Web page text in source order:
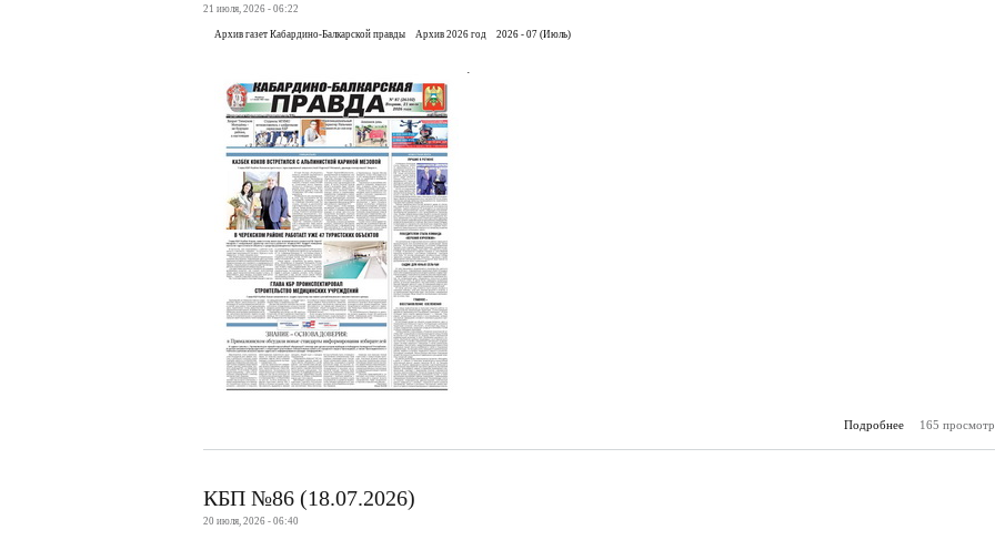
21 июля, 2026 - 06:22
Архив газет Кабардино-Балкарской правды Архив 2026 год 2026 - 07 (Июль)
.
Подробнее
о
165
КБП №86 (18.07.2026)
20 июля, 2026 - 06:40